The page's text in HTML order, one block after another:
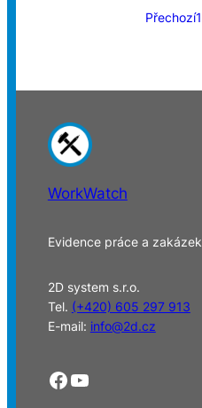
Přechozí1
WorkWatch
Evidence práce a zakázek
2D system s.r.o.
Tel. (+420) 605 297 913
E-mail: info@2d.cz
Facebook YouTube